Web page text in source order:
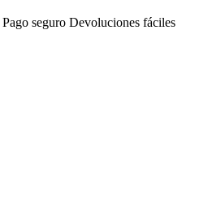
Pago seguro Devoluciones fáciles